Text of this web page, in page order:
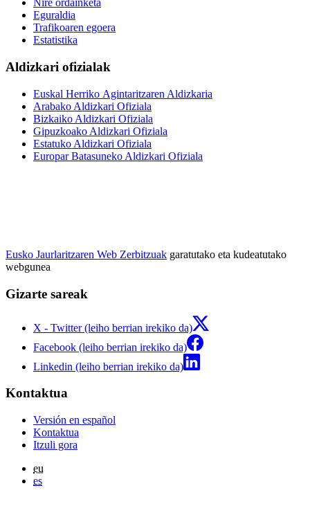
Nire ordainketa
Eguraldia
Trafikoaren egoera
Estatistika
Aldizkari ofizialak
Euskal Herriko Agintaritzaren Aldizkaria
Arabako Aldizkari Ofiziala
Bizkaiko Aldizkari Ofiziala
Gipuzkoako Aldizkari Ofiziala
Estatuko Aldizkari Ofiziala
Europar Batasuneko Aldizkari Ofiziala
Eusko Jaurlaritzaren Web Zerbitzuak garatutako eta kudeatutako
webgunea
Gizarte sareak
X - Twitter (leiho berrian irekiko da)
Facebook (leiho berrian irekiko da)
Linkedin (leiho berrian irekiko da)
Kontaktua
Versión en español
Kontaktua
Itzuli gora
eu
es